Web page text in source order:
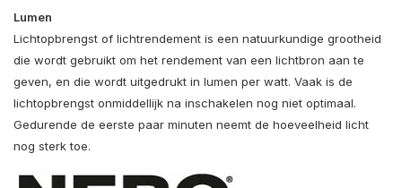
Lumen
Lichtopbrengst of lichtrendement is een natuurkundige grootheid
die wordt gebruikt om het rendement van een lichtbron aan te
geven, en die wordt uitgedrukt in lumen per watt. Vaak is de
lichtopbrengst onmiddellijk na inschakelen nog niet optimaal.
Gedurende de eerste paar minuten neemt de hoeveelheid licht
nog sterk toe.